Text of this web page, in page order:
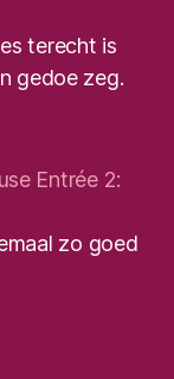
terecht is
gedoe zeg.
Entrée 2:
zo goed